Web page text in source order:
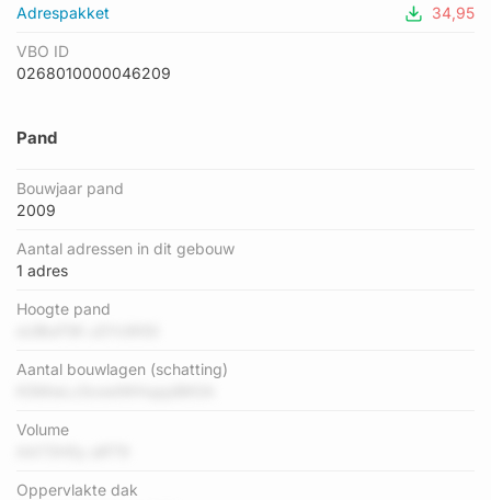
Adrespakket
34,95
VBO ID
0268010000046209
Pand
Bouwjaar pand
2009
Aantal adressen in dit gebouw
1 adres
Hoogte pand
Aantal bouwlagen (schatting)
Volume
Oppervlakte dak